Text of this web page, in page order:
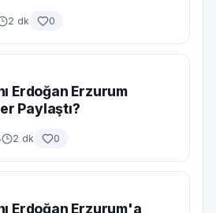
2 dk 0
Erdoğan Erzurum
Paylaştı?
2 dk 0
Erdoğan Erzurum'a